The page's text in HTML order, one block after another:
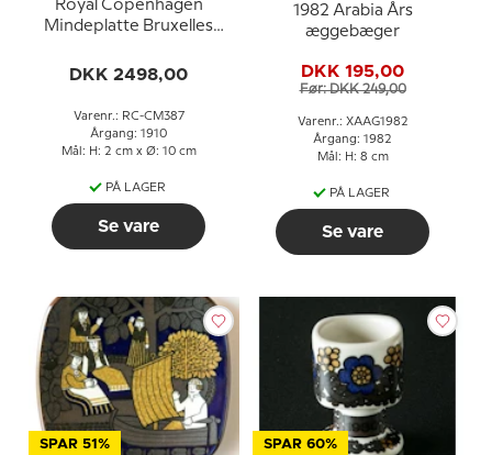
Royal Copenhagen
Mindeplatte Bruxelles
DKK 2498,00
Varenr.: RC-CM387
Årgang: 1910
Mål: H: 2 cm x Ø: 10 cm
PÅ LAGER
Se vare
1982 Arabia Års
æggebæger
DKK 195,00
Før: DKK 249,00
Varenr.: XAAG1982
Årgang: 1982
Mål: H: 8 cm
PÅ LAGER
Se vare
SPAR 51% SPAR 60%